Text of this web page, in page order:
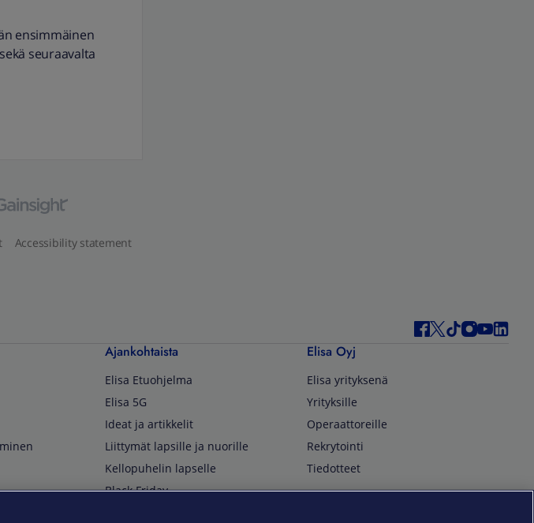
ensimmäinen
seuraavalta
Accessibility statement
Ajankohtaista
Elisa Etuohjelma
Elisa 5G
Ideat ja artikkelit
Liittymät lapsille ja nuorille
Kellopuhelin lapselle
Black Friday
Elisa Oyj
Elisa yrityksenä
Yrityksille
Operaattoreille
Rekrytointi
Tiedotteet